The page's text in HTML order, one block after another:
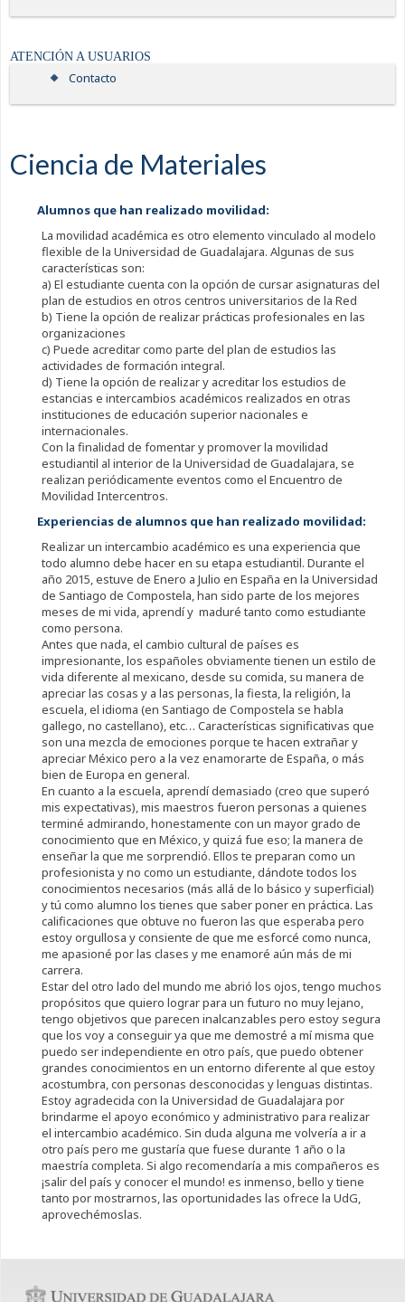
ATENCIÓN A USUARIOS
Contacto
Ciencia de Materiales
Alumnos que han realizado movilidad:
La movilidad académica es otro elemento vinculado al modelo
flexible de la Universidad de Guadalajara. Algunas de sus
características son:
a) El estudiante cuenta con la opción de cursar asignaturas del
plan de estudios en otros centros universitarios de la Red
b) Tiene la opción de realizar prácticas profesionales en las
organizaciones
c) Puede acreditar como parte del plan de estudios las
actividades de formación integral.
d) Tiene la opción de realizar y acreditar los estudios de
estancias e intercambios académicos realizados en otras
instituciones de educación superior nacionales e
internacionales.
Con la finalidad de fomentar y promover la movilidad
estudiantil al interior de la Universidad de Guadalajara, se
realizan periódicamente eventos como el Encuentro de
Movilidad Intercentros.
Experiencias de alumnos que han realizado movilidad:
Realizar un intercambio académico es una experiencia que
todo alumno debe hacer en su etapa estudiantil. Durante el
año 2015, estuve de Enero a Julio en España en la Universidad
de Santiago de Compostela, han sido parte de los mejores
meses de mi vida, aprendí y maduré tanto como estudiante
como persona.
Antes que nada, el cambio cultural de países es
impresionante, los españoles obviamente tienen un estilo de
vida diferente al mexicano, desde su comida, su manera de
apreciar las cosas y a las personas, la fiesta, la religión, la
escuela, el idioma (en Santiago de Compostela se habla
gallego, no castellano), etc… Características significativas que
son una mezcla de emociones porque te hacen extrañar y
apreciar México pero a la vez enamorarte de España, o más
bien de Europa en general.
En cuanto a la escuela, aprendí demasiado (creo que superó
mis expectativas), mis maestros fueron personas a quienes
terminé admirando, honestamente con un mayor grado de
conocimiento que en México, y quizá fue eso; la manera de
enseñar la que me sorprendió. Ellos te preparan como un
profesionista y no como un estudiante, dándote todos los
conocimientos necesarios (más allá de lo básico y superficial)
y tú como alumno los tienes que saber poner en práctica. Las
calificaciones que obtuve no fueron las que esperaba pero
estoy orgullosa y consiente de que me esforcé como nunca,
me apasioné por las clases y me enamoré aún más de mi
carrera.
Estar del otro lado del mundo me abrió los ojos, tengo muchos
propósitos que quiero lograr para un futuro no muy lejano,
tengo objetivos que parecen inalcanzables pero estoy segura
que los voy a conseguir ya que me demostré a mí misma que
puedo ser independiente en otro país, que puedo obtener
grandes conocimientos en un entorno diferente al que estoy
acostumbra, con personas desconocidas y lenguas distintas.
Estoy agradecida con la Universidad de Guadalajara por
brindarme el apoyo económico y administrativo para realizar
el intercambio académico. Sin duda alguna me volvería a ir a
otro país pero me gustaría que fuese durante 1 año o la
maestría completa. Si algo recomendaría a mis compañeros es
¡salir del país y conocer el mundo! es inmenso, bello y tiene
tanto por mostrarnos, las oportunidades las ofrece la UdG,
aprovechémoslas.